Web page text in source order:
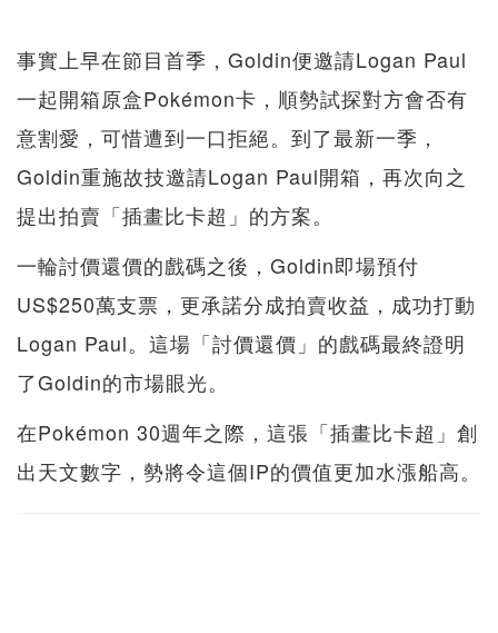
事實上早在節目首季，Goldin便邀請Logan Paul
一起開箱原盒Pokémon卡，順勢試探對方會否有
意割愛，可惜遭到一口拒絕。到了最新一季，
Goldin重施故技邀請Logan Paul開箱，再次向之
提出拍賣「插畫比卡超」的方案。
一輪討價還價的戲碼之後，Goldin即場預付
US$250萬支票，更承諾分成拍賣收益，成功打動
Logan Paul。這場「討價還價」的戲碼最終證明
了Goldin的市場眼光。
在Pokémon 30週年之際，這張「插畫比卡超」創
出天文數字，勢將令這個IP的價值更加水漲船高。